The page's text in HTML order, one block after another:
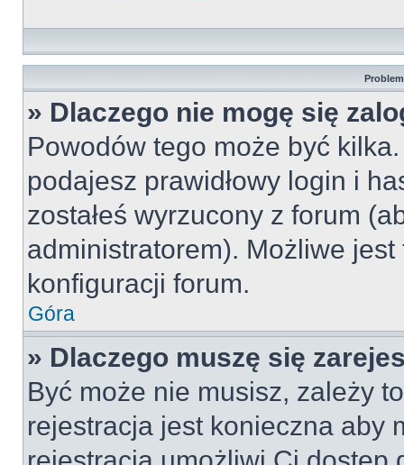
» Dlaczego nie mogę się
Powodów tego może być
podajesz prawidłowy login i
zostałeś wyrzucony z forum
administratorem). Możliwe
konfiguracji forum.
Góra
» Dlaczego muszę się
Być może nie musisz, zależy
rejestracja jest konieczna aby